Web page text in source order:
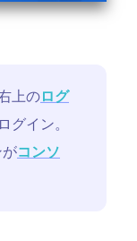
上のログ
グイン。
がコンソ